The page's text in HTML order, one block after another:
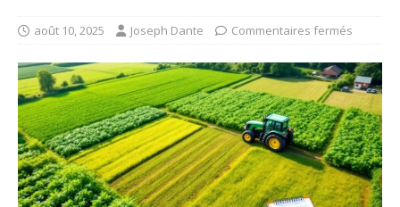
août 10, 2025 Joseph Dante Commentaires fermés